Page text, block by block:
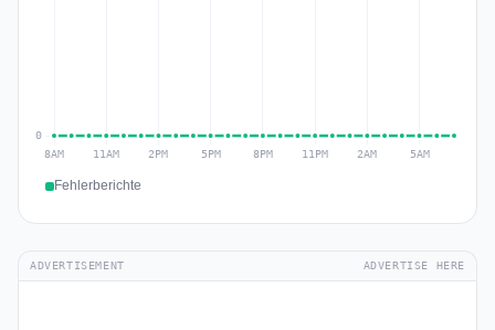
Fehlerberichte
ADVERTISEMENT ADVERTISE HERE